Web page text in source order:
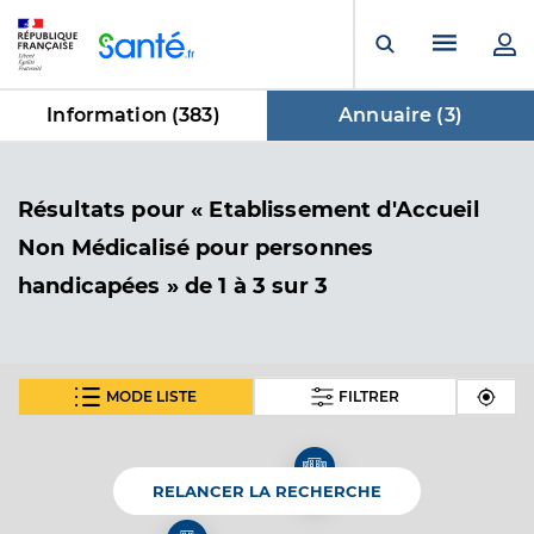
Ouvrir laMenu
Information (383) Annuaire (3)
Résultats dans Annuaire
pour « Etablissement d'Accueil
Non Médicalisé pour personnes
handicapées »de 1 à 3 sur 3
MODE LISTE FILTRER
Etablissement d'Accueil Non Médicalisé pour
personnes handicapées
Etablissement de soins
RELANCER LA RECHERCHE